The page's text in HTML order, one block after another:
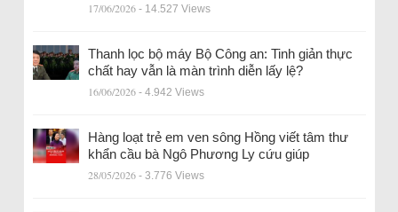
17/06/2026 - 14.527 Views
Thanh lọc bộ máy Bộ Công an: Tinh giản thực
chất hay vẫn là màn trình diễn lấy lệ?
16/06/2026 - 4.942 Views
Hàng loạt trẻ em ven sông Hồng viết tâm thư
khẩn cầu bà Ngô Phương Ly cứu giúp
28/05/2026 - 3.776 Views